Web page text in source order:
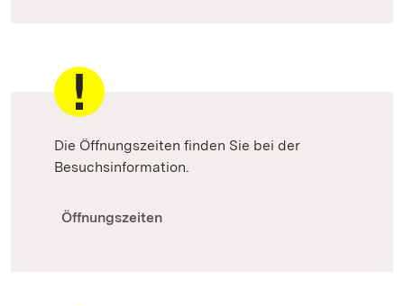
Die Öffnungszeiten finden Sie bei der
Besuchsinformation.
Öffnungszeiten